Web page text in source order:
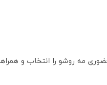
مه روشو را انتخاب و